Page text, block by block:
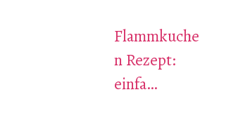
Flammkuche
n Rezept:
einfa…